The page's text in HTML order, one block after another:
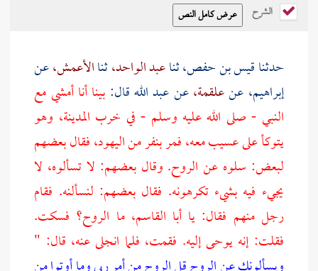
الشرح
حدثناقيس بن حفص،ثناعبد الواحد،ثناالأعمش،عن
إبراهيم، عنعلقمة،عنعبد اللهقال: بينا أنا أمشي مع
النبي - صلى الله عليه وسلم - في خرب المدينة، وهو
يتوكأ على عسيب معه، فمر بنفر من اليهود، فقال بعضهم
لبعض: سلوه عن الروح. وقال بعضهم: لا تسألوه، لا
يجيء فيه بشيء تكرهونه. فقال بعضهم: لنسألنه. فقام
رجل منهم فقال: يا أبا القاسم، ما الروح؟ فسكت.
فقلت: إنه يوحى إليه. فقمت، فلما انجلى عنه، قال: "